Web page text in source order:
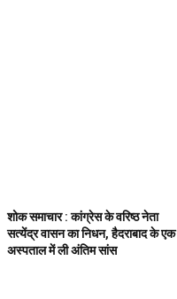
शोक समाचार : कांग्रेस के वरिष्ठ नेता
सत्येंद्र वासन का निधन, हैदराबाद के एक
अस्पताल में ली अंतिम सांस